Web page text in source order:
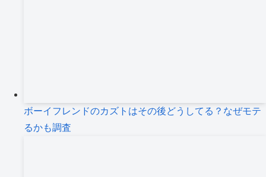
ボーイフレンドのカズトはその後どうしてる？なぜモテ
るかも調査